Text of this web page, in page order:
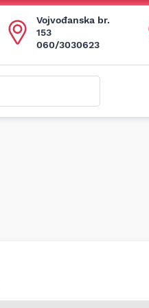
Vojvođanska br.
153
060/3030623